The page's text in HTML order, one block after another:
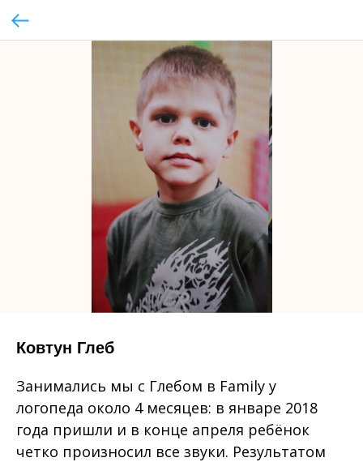
Ковтун Глеб
Занимались мы с Глебом в Family у
логопеда около 4 месяцев: в январе 2018
года пришли и в конце апреля ребёнок
четко произносил все звуки. Результатом